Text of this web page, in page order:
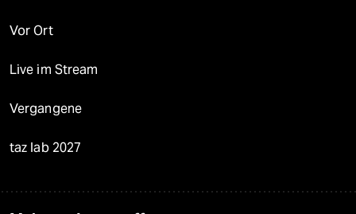
Vor Ort
Live im Stream
Vergangene
taz lab 2027